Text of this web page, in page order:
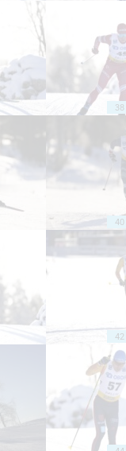
38
40
42